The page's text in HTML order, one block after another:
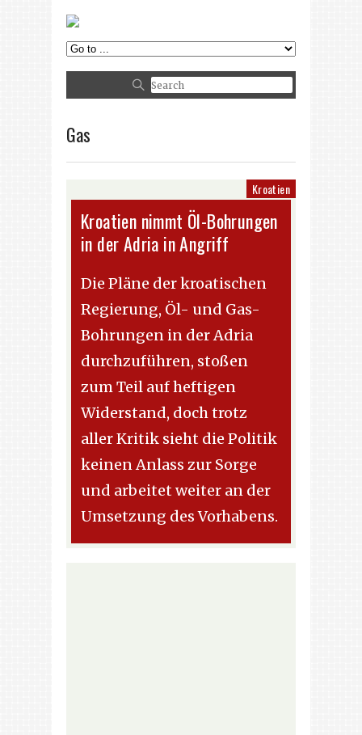
Gas
Kroatien
Kroatien nimmt Öl-Bohrungen
in der Adria in Angriff
Die Pläne der kroatischen
Regierung, Öl- und Gas-
Bohrungen in der Adria
durchzuführen, stoßen
zum Teil auf heftigen
Widerstand, doch trotz
aller Kritik sieht die Politik
keinen Anlass zur Sorge
und arbeitet weiter an der
Umsetzung des Vorhabens.